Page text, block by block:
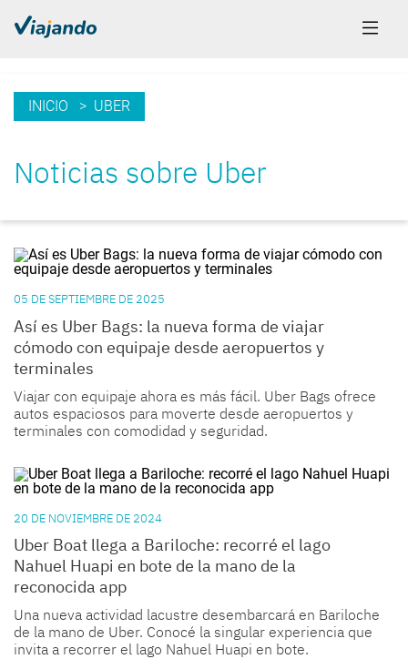
INICIO > UBER
Noticias sobre Uber
05 DE SEPTIEMBRE DE 2025
Así es Uber Bags: la nueva forma de viajar
cómodo con equipaje desde aeropuertos y
terminales
Viajar con equipaje ahora es más fácil. Uber Bags ofrece
autos espaciosos para moverte desde aeropuertos y
terminales con comodidad y seguridad.
20 DE NOVIEMBRE DE 2024
Uber Boat llega a Bariloche: recorré el lago
Nahuel Huapi en bote de la mano de la
reconocida app
Una nueva actividad lacustre desembarcará en Bariloche
de la mano de Uber. Conocé la singular experiencia que
invita a recorrer el lago Nahuel Huapi en bote.